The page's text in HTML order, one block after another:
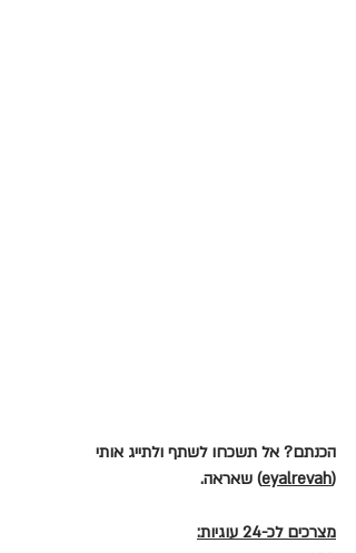
הכנתם? אל תשכחו לשתף ולתייג אותי
(
eyalrevah) שאראה.
מצרכים לכ-24 עוגיות: